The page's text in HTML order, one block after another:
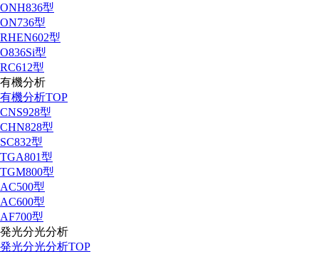
ONH836型
ON736型
RHEN602型
O836Si型
RC612型
有機分析
有機分析TOP
CNS928型
CHN828型
SC832型
TGA801型
TGM800型
AC500型
AC600型
AF700型
発光分光分析
発光分光分析TOP